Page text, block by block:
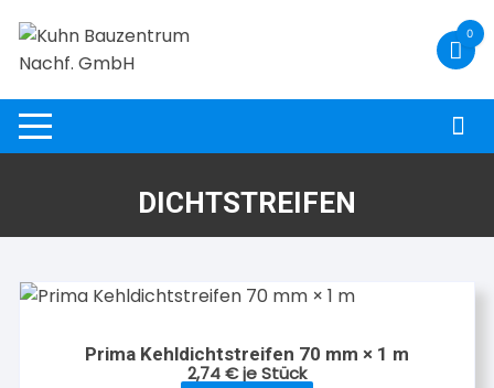
Inhalt
springen
0
DICHTSTREIFEN
Prima Kehldichtstreifen 70 mm × 1 m
2,74€je Stück